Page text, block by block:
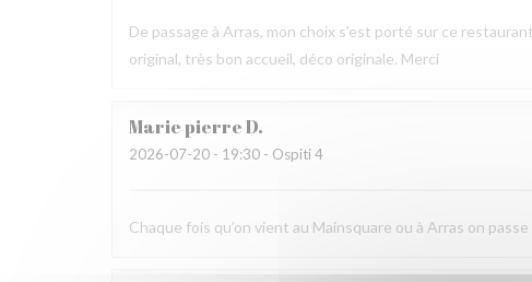
De passage à Arras, mon choix s'est porté sur ce
original, très bon accueil, déco originale. Merci
Marie pierreD
2026-07-20 - 19:30 - Ospiti 4
Chaque fois qu’on vient au Mainsquare ou à Arras on